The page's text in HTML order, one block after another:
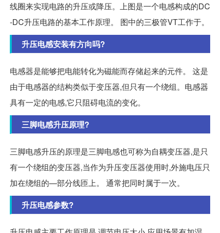
线圈来实现电路的升压或降压。上图是一个电感构成的DC
-DC升压电路的基本工作原理。 图中的三极管VT工作于。
升压电感安装有方向吗?
电感器是能够把电能转化为磁能而存储起来的元件。 这是
由于电感器的结构类似于变压器,但只有一个绕组。电感器
具有一定的电感,它只阻碍电流的变化。
三脚电感升压原理?
三脚电感升压的原理是三脚电感也可称为自耦变压器,是只
有一个绕组的变压器,当作为升压变压器使用时,外施电压只
加在绕组的—部分线匝上。 通常把同时属于一次。
升压电感参数?